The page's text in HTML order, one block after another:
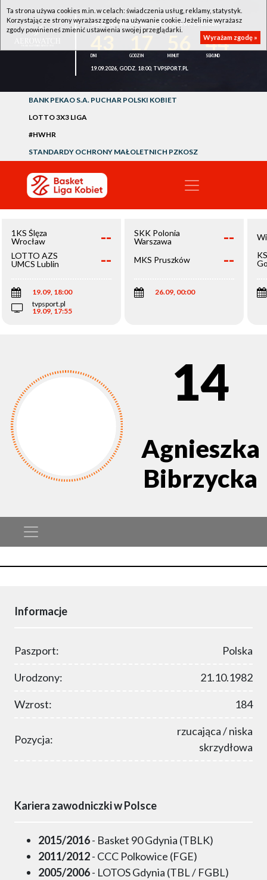
1KS ŚLĘZA WROCŁAW - LOTTO AZS UMCS LUBLIN
44
19.09.2026, GODZ. 18:00, TVPSPORT.PL
BANK PEKAO S.A. PUCHAR POLSKI KOBIET
LOTTO 3X3 LIGA
#HWHR
STANDARDY OCHRONY MAŁOLETNICH PZKOSZ
1KS Ślęza
Wrocław
--
LOTTO AZS
UMCS Lublin
--
19.09, 18:00
tvpsport.pl
19.09, 17:55
SKK Polonia
Warszawa
--
MKS Pruszków --
26.09, 00:00
14
Agnieszka
Bibrzycka
Informacje
Paszport: Polska
Urodzony: 21.10.1982
Wzrost: 184
Pozycja:
rzucająca / niska
skrzydłowa
Kariera zawodniczki w Polsce
2015/2016- Basket 90 Gdynia (TBLK)
2011/2012- CCC Polkowice (FGE)
2005/2006- LOTOS Gdynia (TBL / FGBL)
Ta strona używa cookies m.in. w celach: świadczenia usług, reklamy, statystyk.
Korzystając ze strony wyrażasz zgodę na używanie cookie. Jeżeli nie wyrażasz
zgody powinieneś zmienić ustawienia swojej przeglądarki.
Wyrażam zgodę »